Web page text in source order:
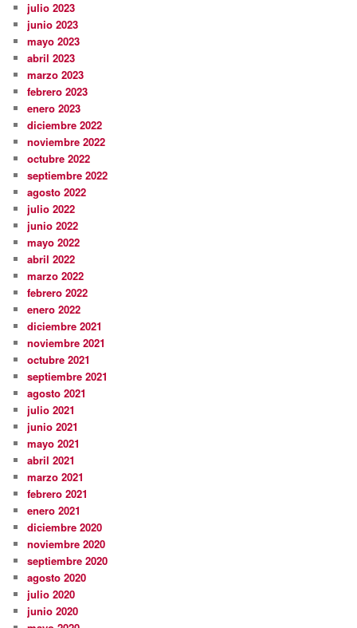
julio 2023
junio 2023
mayo 2023
abril 2023
marzo 2023
febrero 2023
enero 2023
diciembre 2022
noviembre 2022
octubre 2022
septiembre 2022
agosto 2022
julio 2022
junio 2022
mayo 2022
abril 2022
marzo 2022
febrero 2022
enero 2022
diciembre 2021
noviembre 2021
octubre 2021
septiembre 2021
agosto 2021
julio 2021
junio 2021
mayo 2021
abril 2021
marzo 2021
febrero 2021
enero 2021
diciembre 2020
noviembre 2020
septiembre 2020
agosto 2020
julio 2020
junio 2020